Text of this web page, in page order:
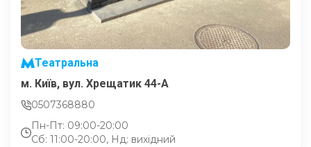
Театральна
м. Київ, вул. Хрещатик 44-A
0507368880
Пн-Пт: 09:00-20:00
Сб: 11:00-20:00, Нд: вихідний